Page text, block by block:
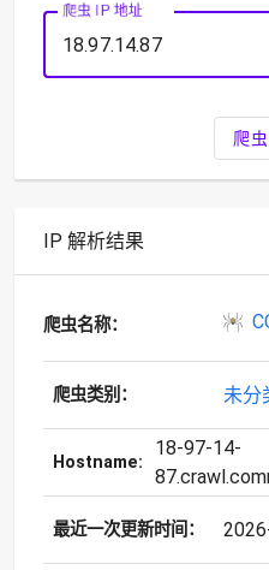
爬虫 IP 地址
爬
IP 解析结果
爬虫名称：
爬虫类别： 未分
Hostname:
18-97-14-
最近一次更新时间：